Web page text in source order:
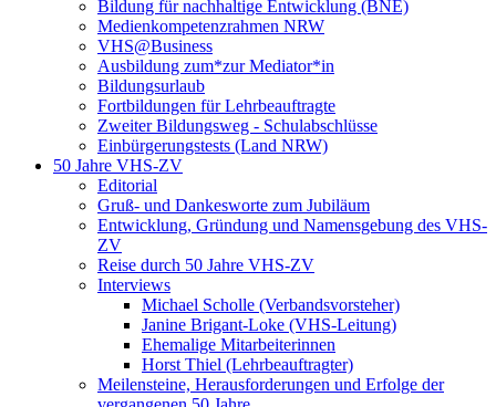
Bildung für nachhaltige Entwicklung (BNE)
Medienkompetenzrahmen NRW
VHS@Business
Ausbildung zum*zur Mediator*in
Bildungsurlaub
Fortbildungen für Lehrbeauftragte
Zweiter Bildungsweg - Schulabschlüsse
Einbürgerungstests (Land NRW)
50 Jahre VHS-ZV
Editorial
Gruß- und Dankesworte zum Jubiläum
Entwicklung, Gründung und Namensgebung des VHS-
ZV
Reise durch 50 Jahre VHS-ZV
Interviews
Michael Scholle (Verbandsvorsteher)
Janine Brigant-Loke (VHS-Leitung)
Ehemalige Mitarbeiterinnen
Horst Thiel (Lehrbeauftragter)
Meilensteine, Herausforderungen und Erfolge der